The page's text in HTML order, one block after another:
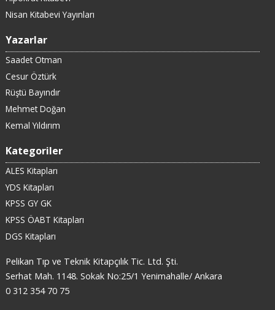
Nisan Kitabevi Yayınları
Yazarlar
Saadet Otman
Cesur Öztürk
Rüştü Bayındır
Mehmet Doğan
Kemal Yıldırım
Kategoriler
ALES Kitapları
YDS Kitapları
KPSS GY GK
KPSS ÖABT Kitapları
DGS Kitapları
Pelikan Tıp ve Teknik Kitapçılık Tic. Ltd. Şti.
Serhat Mah. 1148. Sokak No:25/1 Yenimahalle/ Ankara
0 312 354 70 75